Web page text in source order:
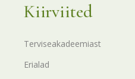
Kiirviited
Terviseakadeemiast
Erialad